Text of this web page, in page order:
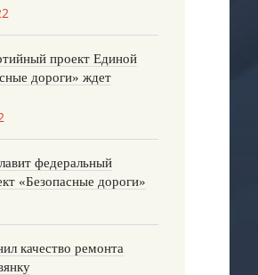
проект Единой
дороги» ждет
федеральный
«Безопасные дороги»
качество ремонта